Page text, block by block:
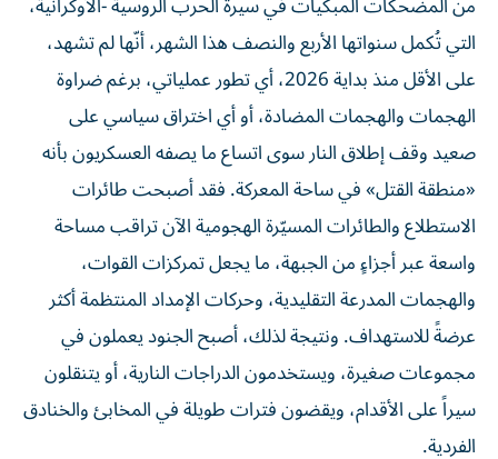
التي تُكمل سنواتها الأربع والنصف هذا الشهر، أنّها لم تشهد،
على الأقل منذ بداية 2026، أي تطور عملياتي، برغم ضراوة
الهجمات والهجمات المضادة، أو أي اختراق سياسي على
صعيد وقف إطلاق النار سوى اتساع ما يصفه العسكريون بأنه
«منطقة القتل» في ساحة المعركة. فقد أصبحت طائرات
الاستطلاع والطائرات المسيّرة الهجومية الآن تراقب مساحة
واسعة عبر أجزاءٍ من الجبهة، ما يجعل تمركزات القوات،
والهجمات المدرعة التقليدية، وحركات الإمداد المنتظمة أكثر
عرضةً للاستهداف. ونتيجة لذلك، أصبح الجنود يعملون في
مجموعات صغيرة، ويستخدمون الدراجات النارية، أو يتنقلون
سيراً على الأقدام، ويقضون فترات طويلة في المخابئ والخنادق
الفردية.